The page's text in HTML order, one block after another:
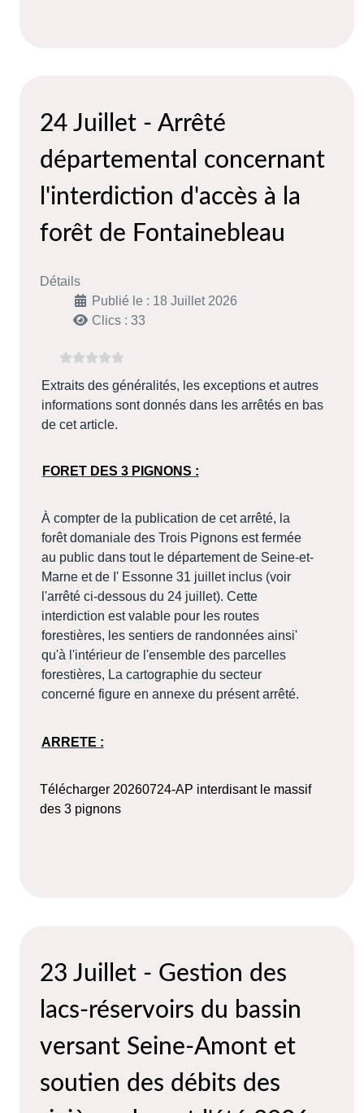
24 Juillet - Arrêté
départemental concernant
l'interdiction d'accès à la
forêt de Fontainebleau
Détails
Publié le : 18 Juillet 2026
Clics : 33
Extraits des généralités, les exceptions et autres
informations sont donnés dans les arrêtés en bas
de cet article.
FORET DES 3 PIGNONS :
À compter de la publication de cet arrêté, la
forêt domaniale des Trois Pignons est fermée
au public dans tout le département de Seine-et-
Marne et de I' Essonne 31 juillet inclus (voir
l'arrêté ci-dessous du 24 juillet). Cette
interdiction est valable pour les routes
forestières, les sentiers de randonnées ainsi'
qu'à l'intérieur de l'ensemble des parcelles
forestières, La cartographie du secteur
concerné figure en annexe du présent arrêté.
ARRETE :
Télécharger 20260724-AP interdisant le massif
des 3 pignons
23 Juillet - Gestion des
lacs-réservoirs du bassin
versant Seine-Amont et
soutien des débits des